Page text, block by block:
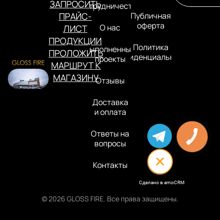
ЗАПРОСИТЬ
ПРАЙС-
ЛИСТ
ПРОДУКЦИИ
ПРОЛОЖИТЬ
МАРШРУТ К
МАГАЗИНУ
Сотрудничество
О нас
Выполненные
проекты
Отзывы
Доставка
и оплата
Ответы на
вопросы
Контакты
Публичная
оферта
Политика
конфиденциальности
© 2026 GLOSS FIRE. Все права защищены.
Сделано в amoCRM